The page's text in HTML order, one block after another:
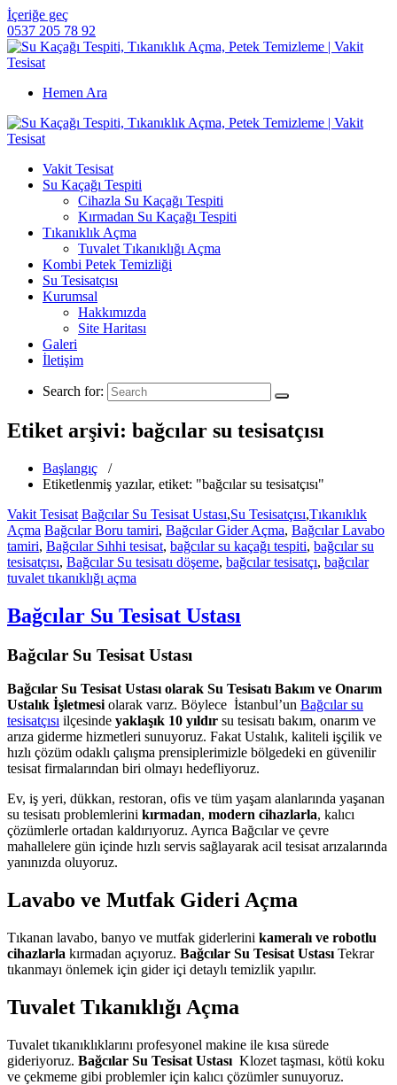
İçeriğe geç
0537 205 78 92
Hemen Ara
Vakit Tesisat
Su Kaçağı Tespiti
Cihazla Su Kaçağı Tespiti
Kırmadan Su Kaçağı Tespiti
Tıkanıklık Açma
Tuvalet Tıkanıklığı Açma
Kombi Petek Temizliği
Su Tesisatçısı
Kurumsal
Hakkımızda
Site Haritası
Galeri
İletişim
Search for:
Etiket arşivi: bağcılar su tesisatçısı
Başlangıç /
Etiketlenmiş yazılar, etiket: "bağcılar su tesisatçısı"
Vakit Tesisat Bağcılar Su Tesisat Ustası,Su Tesisatçısı,Tıkanıklık
Açma Bağcılar Boru tamiri, Bağcılar Gider Açma, Bağcılar Lavabo
tamiri, Bağcılar Sıhhi tesisat, bağcılar su kaçağı tespiti, bağcılar su
tesisatçısı, Bağcılar Su tesisatı döşeme, bağcılar tesisatçı, bağcılar
tuvalet tıkanıklığı açma
Bağcılar Su Tesisat Ustası
Bağcılar Su Tesisat Ustası
Bağcılar Su Tesisat Ustası olarak Su Tesisatı Bakım ve Onarım
Ustalık İşletmesi olarak varız. Böylece İstanbul’un Bağcılar su
tesisatçısı ilçesinde yaklaşık 10 yıldır su tesisatı bakım, onarım ve
arıza giderme hizmetleri sunuyoruz. Fakat Ustalık, kaliteli işçilik ve
hızlı çözüm odaklı çalışma prensiplerimizle bölgedeki en güvenilir
tesisat firmalarından biri olmayı hedefliyoruz.
Ev, iş yeri, dükkan, restoran, ofis ve tüm yaşam alanlarında yaşanan
su tesisatı problemlerini kırmadan, modern cihazlarla, kalıcı
çözümlerle ortadan kaldırıyoruz. Ayrıca Bağcılar ve çevre
mahallelere gün içinde hızlı servis sağlayarak acil tesisat arızalarında
yanınızda oluyoruz.
Lavabo ve Mutfak Gideri Açma
Tıkanan lavabo, banyo ve mutfak giderlerini kameralı ve robotlu
cihazlarla kırmadan açıyoruz. Bağcılar Su Tesisat Ustası Tekrar
tıkanmayı önlemek için gider içi detaylı temizlik yapılır.
Tuvalet Tıkanıklığı Açma
Tuvalet tıkanıklıklarını profesyonel makine ile kısa sürede
gideriyoruz. Bağcılar Su Tesisat Ustası Klozet taşması, kötü koku
ve çekmeme gibi problemler için kalıcı çözümler sunuyoruz.